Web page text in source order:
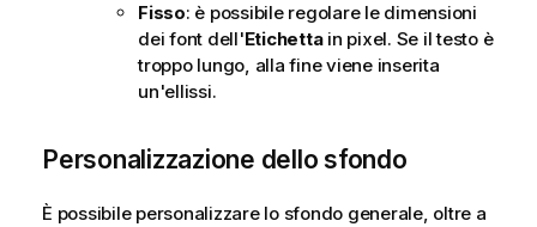
Fisso: è possibile regolare le dimensioni
dei font dell'Etichettain pixel. Se il testo è
troppo lungo, alla fine viene inserita
un'ellissi.
Personalizzazione dello sfondo
È possibile personalizzare lo sfondo generale, oltre a